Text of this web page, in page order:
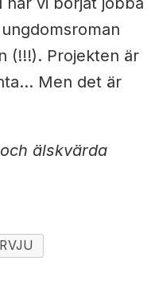
(!!!). Projekten är
Men det är
älskvärda